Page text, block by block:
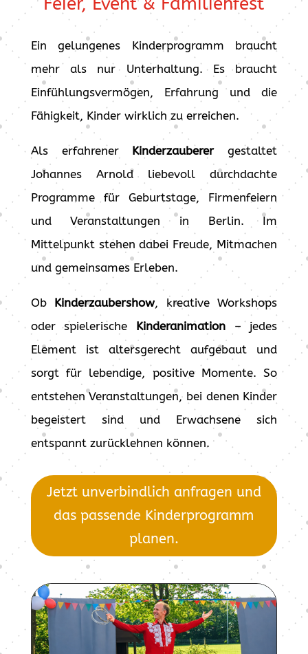
Ein gelungenes Kinderprogramm braucht
mehr als nur Unterhaltung. Es braucht
Einfühlungsvermögen, Erfahrung und die
Fähigkeit, Kinder wirklich zu erreichen.
Als erfahrener Kinderzauberergestaltet
Johannes Arnold liebevoll durchdachte
Programme für Geburtstage, Firmenfeiern
und Veranstaltungen in Berlin. Im
Mittelpunkt stehen dabei Freude, Mitmachen
und gemeinsames Erleben.
Ob Kinderzaubershow, kreative Workshops
oder spielerische Kinderanimation – jedes
Element ist altersgerecht aufgebaut und
sorgt für lebendige, positive Momente. So
entstehen Veranstaltungen, bei denen Kinder
begeistert sind und Erwachsene sich
entspannt zurücklehnen können.
Jetzt unverbindlich anfragen und
das passende Kinderprogramm
planen.